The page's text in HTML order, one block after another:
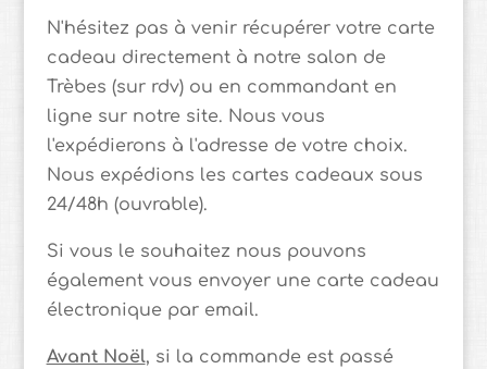
N'hésitez pas à venir récupérer votre carte
cadeau directement à notre salon de
Trèbes (sur rdv) ou en commandant en
ligne sur notre site. Nous vous
l'expédierons à l'adresse de votre choix.
Nous expédions les cartes cadeaux sous
24/48h (ouvrable).
Si vous le souhaitez nous pouvons
également vous envoyer une carte cadeau
électronique par email.
Avant Noël, si la commande est passé